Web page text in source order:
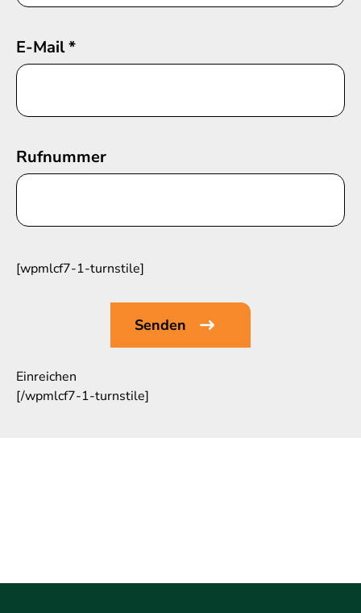
E-Mail*
Rufnummer
[wpmlcf7-1-turnstile]
Einreichen
[/wpmlcf7-1-turnstile]